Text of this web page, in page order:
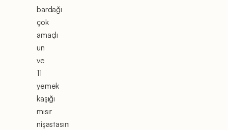
bardağı
çok
amaçlı
un
ve
11
yemek
kaşığı
mısır
nişastasını